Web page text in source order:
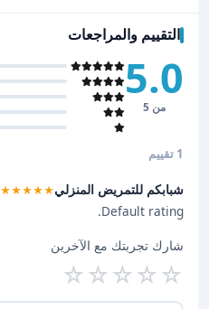
التقييم والمراجعات
5.0
من 5
1 تقييم
شبابكم للتمريض المنزلي★★★★★
Default rating.
شارك تجربتك مع الآخرين
☆
☆
☆
☆
☆